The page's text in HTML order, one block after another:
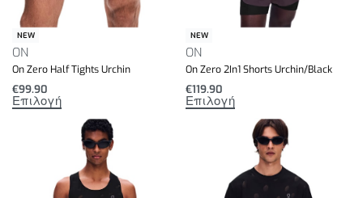
NEW
ON
On Zero Half Tights Urchin
€99.90
Επιλογή
NEW
ON
On Zero 2In1 Shorts Urchin/Black
€119.90
Επιλογή